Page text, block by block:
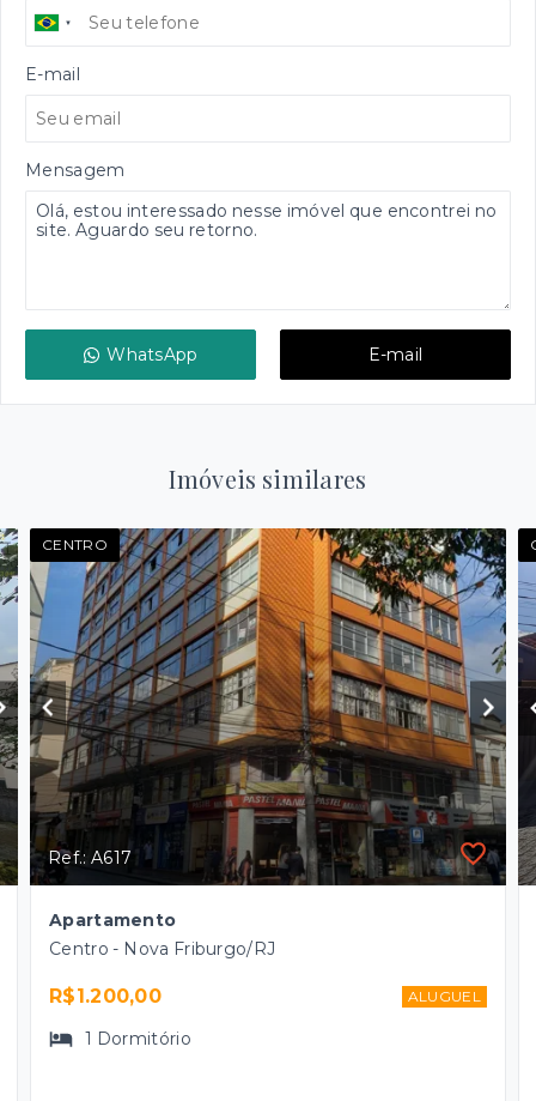
E-mail
Mensagem
WhatsApp E-mail
Imóveis similares
CENTRO
Ref.: A617
Apartamento
Centro - Nova Friburgo/RJ
R$1.200,00 ALUGUEL
1 Dormitório